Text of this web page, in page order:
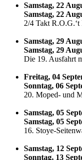
Samstag, 22
Samstag, 22
2/4 Takt
Samstag, 29
Samstag, 29
Die 19. Ausfahrt
Freitag, 04
Sonntag, 06
20. Moped- und
Samstag, 05
Samstag, 05
16. Stoye-
Samstag, 12
Sonntag, 13